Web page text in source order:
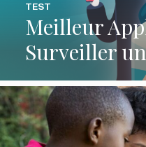
Meilleur
Surveiller
TEST